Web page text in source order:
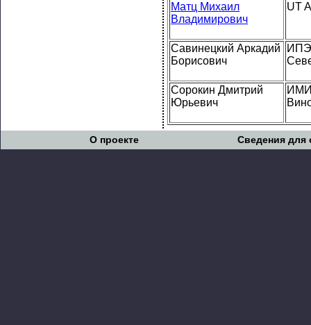
Матц Михаил
Владимирович
UT
Савинецкий Аркадий
Борисович
Сорокин Дмитрий
Юрьевич
О проекте Сведения для